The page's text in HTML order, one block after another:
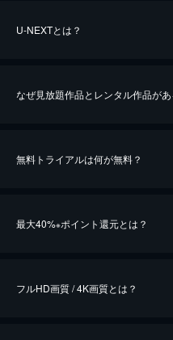
U-NEXTとは？
なぜ見放題作品とレンタル作品があ
無料トライアルは何が無料？
最大40%※ポイント還元とは？
フルHD画質 / 4K画質とは？